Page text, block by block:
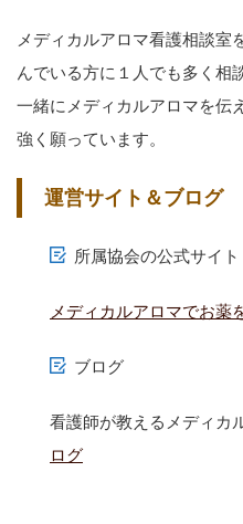
メディカルアロマ看護相談室
んでいる方に１人でも多く相
一緒にメディカルアロマを伝
強く願っています。
運営サイト＆ブログ
所属協会の公式サイト
メディカルアロマでお薬
ブログ
看護師が教えるメディカ
ログ